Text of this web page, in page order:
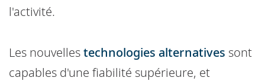
l'activité.
Les nouvellestechnologies alternatives sont
capables d'une fiabilité supérieure, et